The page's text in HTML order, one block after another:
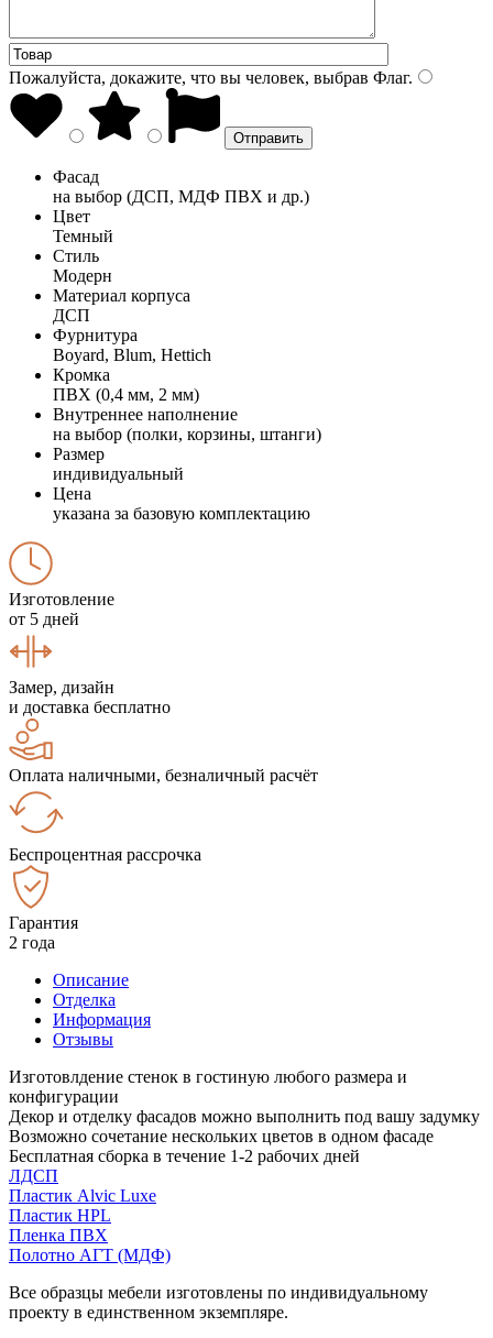
Пожалуйста, докажите, что вы человек, выбрав Флаг.
Фасад
на выбор (ДСП, МДФ ПВХ и др.)
Цвет
Темный
Стиль
Модерн
Материал корпуса
ДСП
Фурнитура
Boyard, Blum, Hettich
Кромка
ПВХ (0,4 мм, 2 мм)
Внутреннее наполнение
на выбор (полки, корзины, штанги)
Размер
индивидуальный
Цена
указана за базовую комплектацию
Изготовление
от 5 дней
Замер, дизайн
и доставка бесплатно
Оплата наличными, безналичный расчёт
Беспроцентная рассрочка
Гарантия
2 года
Описание
Отделка
Информация
Отзывы
Изготовлдение стенок в гостиную любого размера и
конфигурации
Декор и отделку фасадов можно выполнить под вашу задумку
Возможно сочетание нескольких цветов в одном фасаде
Бесплатная сборка в течение 1-2 рабочих дней
ЛДСП
Пластик Alvic Luxe
Пластик HPL
Пленка ПВХ
Полотно АГТ (МДФ)
Все образцы мебели изготовлены по индивидуальному
проекту в единственном экземпляре.